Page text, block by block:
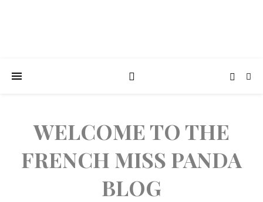
WELCOME TO THE
FRENCH MISS PANDA
BLOG